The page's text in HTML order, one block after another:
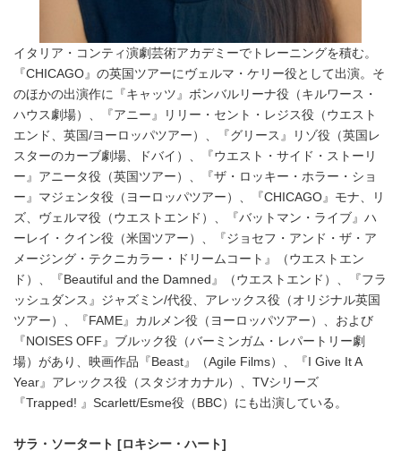
イタリア・コンティ演劇芸術アカデミーでトレーニングを積む。
『CHICAGO』の英国ツアーにヴェルマ・ケリー役として出演。そ
のほかの出演作に『キャッツ』ボンバルリーナ役（キルワース・
ハウス劇場）、『アニー』リリー・セント・レジス役（ウエスト
エンド、英国/ヨーロッパツアー）、『グリース』リゾ役（英国レ
スターのカーブ劇場、ドバイ）、『ウエスト・サイド・ストーリ
ー』アニータ役（英国ツアー）、『ザ・ロッキー・ホラー・ショ
ー』マジェンタ役（ヨーロッパツアー）、『CHICAGO』モナ、リ
ズ、ヴェルマ役（ウエストエンド）、『バットマン・ライブ』ハ
ーレイ・クイン役（米国ツアー）、『ジョセフ・アンド・ザ・ア
メージング・テクニカラー・ドリームコート』（ウエストエン
ド）、『Beautiful and the Damned』（ウエストエンド）、『フラ
ッシュダンス』ジャズミン/代役、アレックス役（オリジナル英国
ツアー）、『FAME』カルメン役（ヨーロッパツアー）、および
『NOISES OFF』ブルック役（バーミンガム・レパートリー劇
場）があり、映画作品『Beast』（Agile Films）、『I Give It A
Year』アレックス役（スタジオカナル）、TVシリーズ
『Trapped! 』Scarlett/Esme役（BBC）にも出演している。
サラ・ソータート [ロキシー・ハート]
Japanese